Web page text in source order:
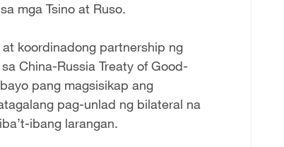
mga Tsino at Ruso.
koordinadong partnership ng
China-Russia Treaty of Good-
pang magsisikap ang
pag-unlad ng bilateral na
ibang larangan.